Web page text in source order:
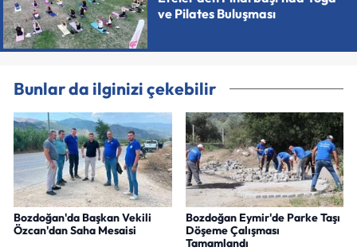
ve Pilates Buluşması
Bunlar da ilginizi çekebilir
Bozdoğan'da Başkan Vekili
Özcan'dan Saha Mesaisi
Bozdoğan Eymir'de Parke Taşı
Döşeme Çalışması
Tamamlandı